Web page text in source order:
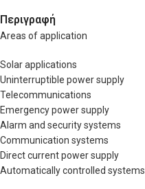
Περιγραφή
Areas of application
Solar applications
Uninterruptible power supply
Telecommunications
Emergency power supply
Alarm and security systems
Communication systems
Direct current power supply
Automatically controlled systems